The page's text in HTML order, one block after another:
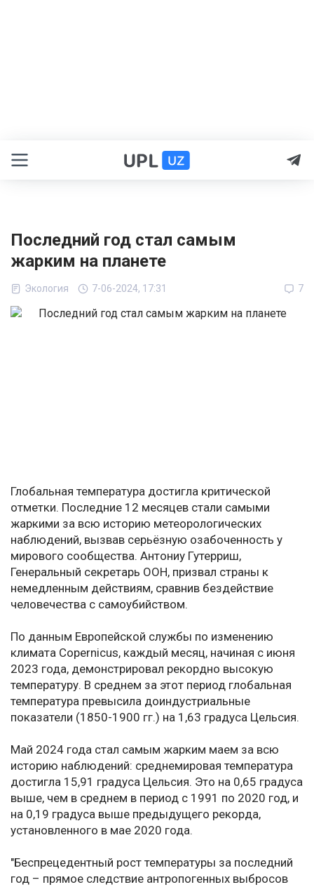
Последний год стал самым
жарким на планете
Экология 7-06-2024, 17:31 7
Глобальная температура достигла критической
отметки. Последние 12 месяцев стали самыми
жаркими за всю историю метеорологических
наблюдений, вызвав серьёзную озабоченность у
мирового сообщества. Антониу Гутерриш,
Генеральный секретарь ООН, призвал страны к
немедленным действиям, сравнив бездействие
человечества с самоубийством.
По данным Европейской службы по изменению
климата Copernicus, каждый месяц, начиная с июня
2023 года, демонстрировал рекордно высокую
температуру. В среднем за этот период глобальная
температура превысила доиндустриальные
показатели (1850-1900 гг.) на 1,63 градуса Цельсия.
Май 2024 года стал самым жарким маем за всю
историю наблюдений: среднемировая температура
достигла 15,91 градуса Цельсия. Это на 0,65 градуса
выше, чем в среднем в период с 1991 по 2020 год, и
на 0,19 градуса выше предыдущего рекорда,
установленного в мае 2020 года.
"Беспрецедентный рост температуры за последний
год – прямое следствие антропогенных выбросов